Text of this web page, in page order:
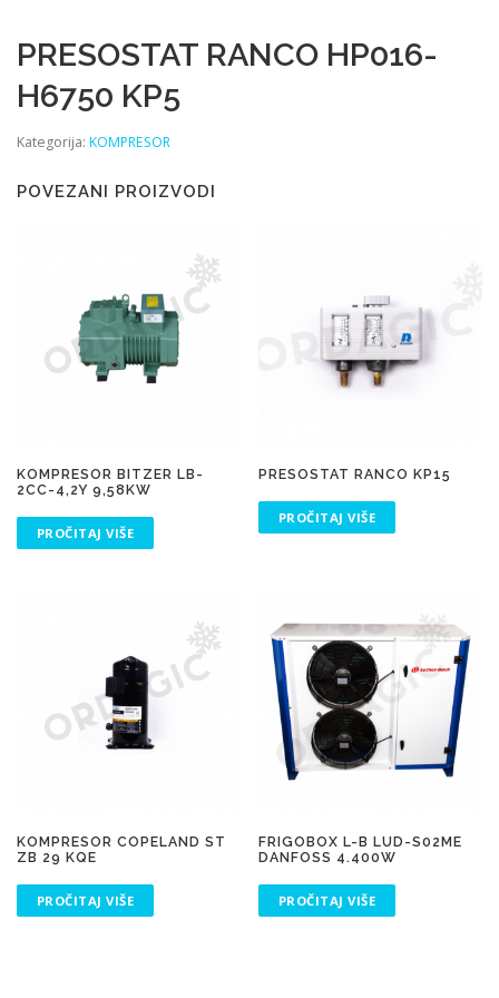
PRESOSTAT RANCO HP016-
H6750 KP5
Kategorija: KOMPRESOR
POVEZANI PROIZVODI
KOMPRESOR BITZER LB-
2CC-4,2Y 9,58KW
PROČITAJ VIŠE
PRESOSTAT RANCO KP15
PROČITAJ VIŠE
KOMPRESOR COPELAND ST
ZB 29 KQE
PROČITAJ VIŠE
FRIGOBOX L-B LUD-S02ME
DANFOSS 4.400W
PROČITAJ VIŠE